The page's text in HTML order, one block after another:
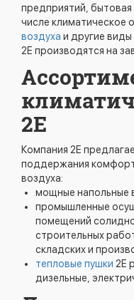
предприятий, бытовая
числе климатическое
воздуха и другие
2Е производятся на
2Е
Компания 2Е
поддержания
воздуха:
мощные напольные
промышленные
помещений
строительных
складских и
тепловые пушки 2Е
дизельные,